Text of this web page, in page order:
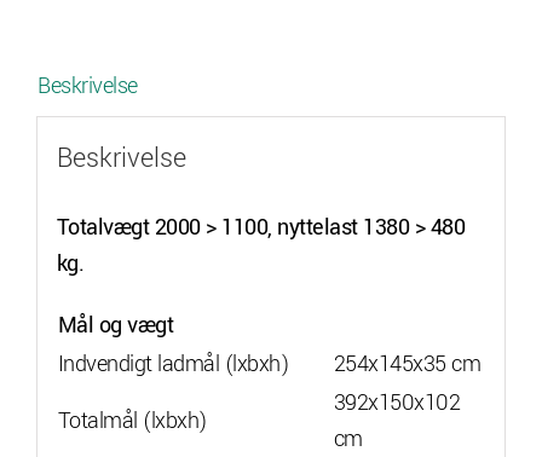
Beskrivelse
Beskrivelse
Totalvægt 2000 > 1100, nyttelast 1380 > 480
kg.
Mål og vægt
Indvendigt ladmål (lxbxh)
254x145x35 cm
Totalmål (lxbxh)
392x150x102
cm